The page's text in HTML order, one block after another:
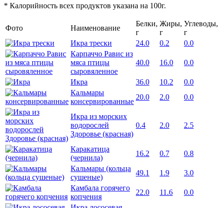
* Калорийность всех продуктов указана на 100г.
Фото Наименование
Белки,
г
Жиры,
г
Углеводы,
г
Икра трески
24.0 0.2
0.0
Карпаччо Равис из
мяса птицы
сыровяленное
40.0 16.0 0.0
Икра 36.0 10.2
0.0
Кальмары
консервированные
20.0 2.0 0.0
Икра из морских
водорослей
Здоровье (красная)
0.4 2.0 2.5
Каракатица
(чернила)
16.2 0.7
0.8
Кальмары (кольца
сушеные)
49.1 1.9
3.0
Камбала горячего
копчения
22.0 11.6
0.0